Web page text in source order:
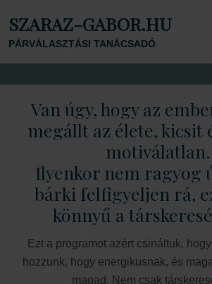
SZARAZ-GABOR.HU
PÁRVÁLASZTÁSI TANÁCSADÓ
Van úgy, hogy az
megállt az élete, kicsit
motiválatlan.
Ilyenkor nem ragyog
bárki felfigyeljen rá,
könnyű a
Ezt a programot azért csináltuk,
hozzunk, hogy energikusnak, és
magad. Nem csak